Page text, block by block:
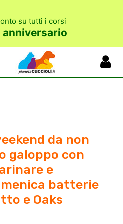
su tutti i corsi
anniversario
da non
galoppo con
e
batterie
e Oaks